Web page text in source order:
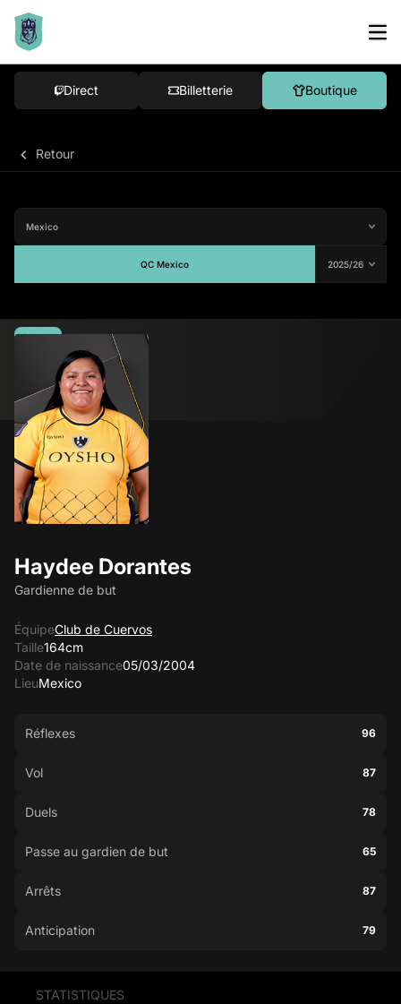
Direct Billetterie Boutique
Retour
QC Mexico
Haydee Dorantes
Gardienne de but
ÉquipeClub de Cuervos
Taille164cm
Date de naissance05/03/2004
LieuMexico
Moyenne
Réflexes 96
Vol 87
Duels 78
Passe au gardien de but 65
Arrêts 87
Anticipation 79
STATISTIQUES